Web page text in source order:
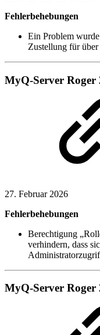
Fehlerbehebungen
Ein Problem
Zustellung für
MyQ-Server Roger
27. Februar 2026
Fehlerbehebungen
Berechtigung
verhindern, dass
MyQ-Server Roger